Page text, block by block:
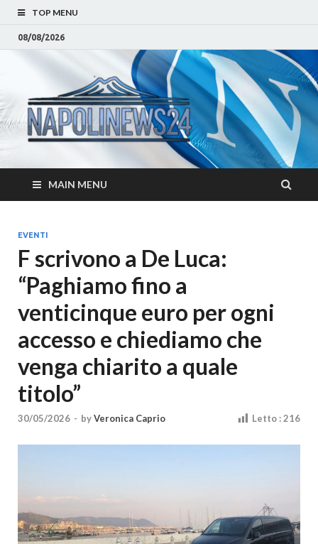
TOP MENU
08/08/2026
–
Napoli
Moda e
Cultura
Notizie sulla citta di
Napoli e Campania
Eventi, Sport
MAIN MENU
EVENTI
F scrivono a De Luca:
“Paghiamo fino a
venticinque euro per ogni
accesso e chiediamo che
venga chiarito a quale
titolo”
30/05/2026 - byVeronica Caprio Letto :216